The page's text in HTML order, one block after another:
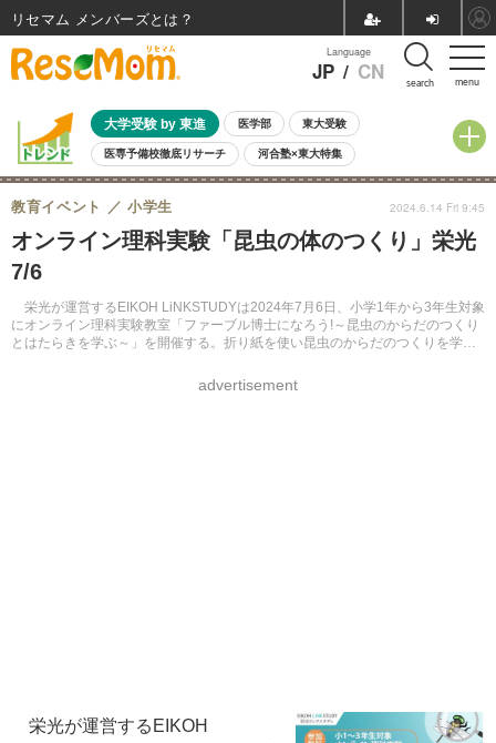
menu
Language
JP / CN search
大学受験 by 東進 医学部 東大受験
医専予備校徹底リサーチ 河合塾×東大特集
親子で考える大学選び 高校受験 中学受験 小学校受験
共通テスト 夏休み
8月開催イベント・WS 全国公立高校 過去問 人気記事
自由研究教材（小学生向け）
オンライン理科実験「昆虫の体のつくり」栄光
7/6
栄光が運営するEIKOH LiNKSTUDYは2024年7月6日、小学1年から3年生対象
にオンライン理科実験教室「ファーブル博士になろう!～昆虫のからだのつくり
とはたらきを学ぶ～」を開催する。折り紙を使い昆虫のからだのつくりを学
教育イベント 小学生
advertisement
2024.6.14 Fri 9:45
栄光が運営するEIKOH
リセマム メンバーズ